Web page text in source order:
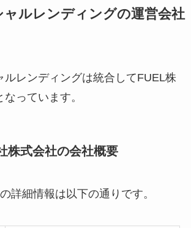
ャルレンディングの運営会社
ルレンディングは統合してFUEL株
っています。
株式会社の会社概要
の詳細情報は以下の通りです。